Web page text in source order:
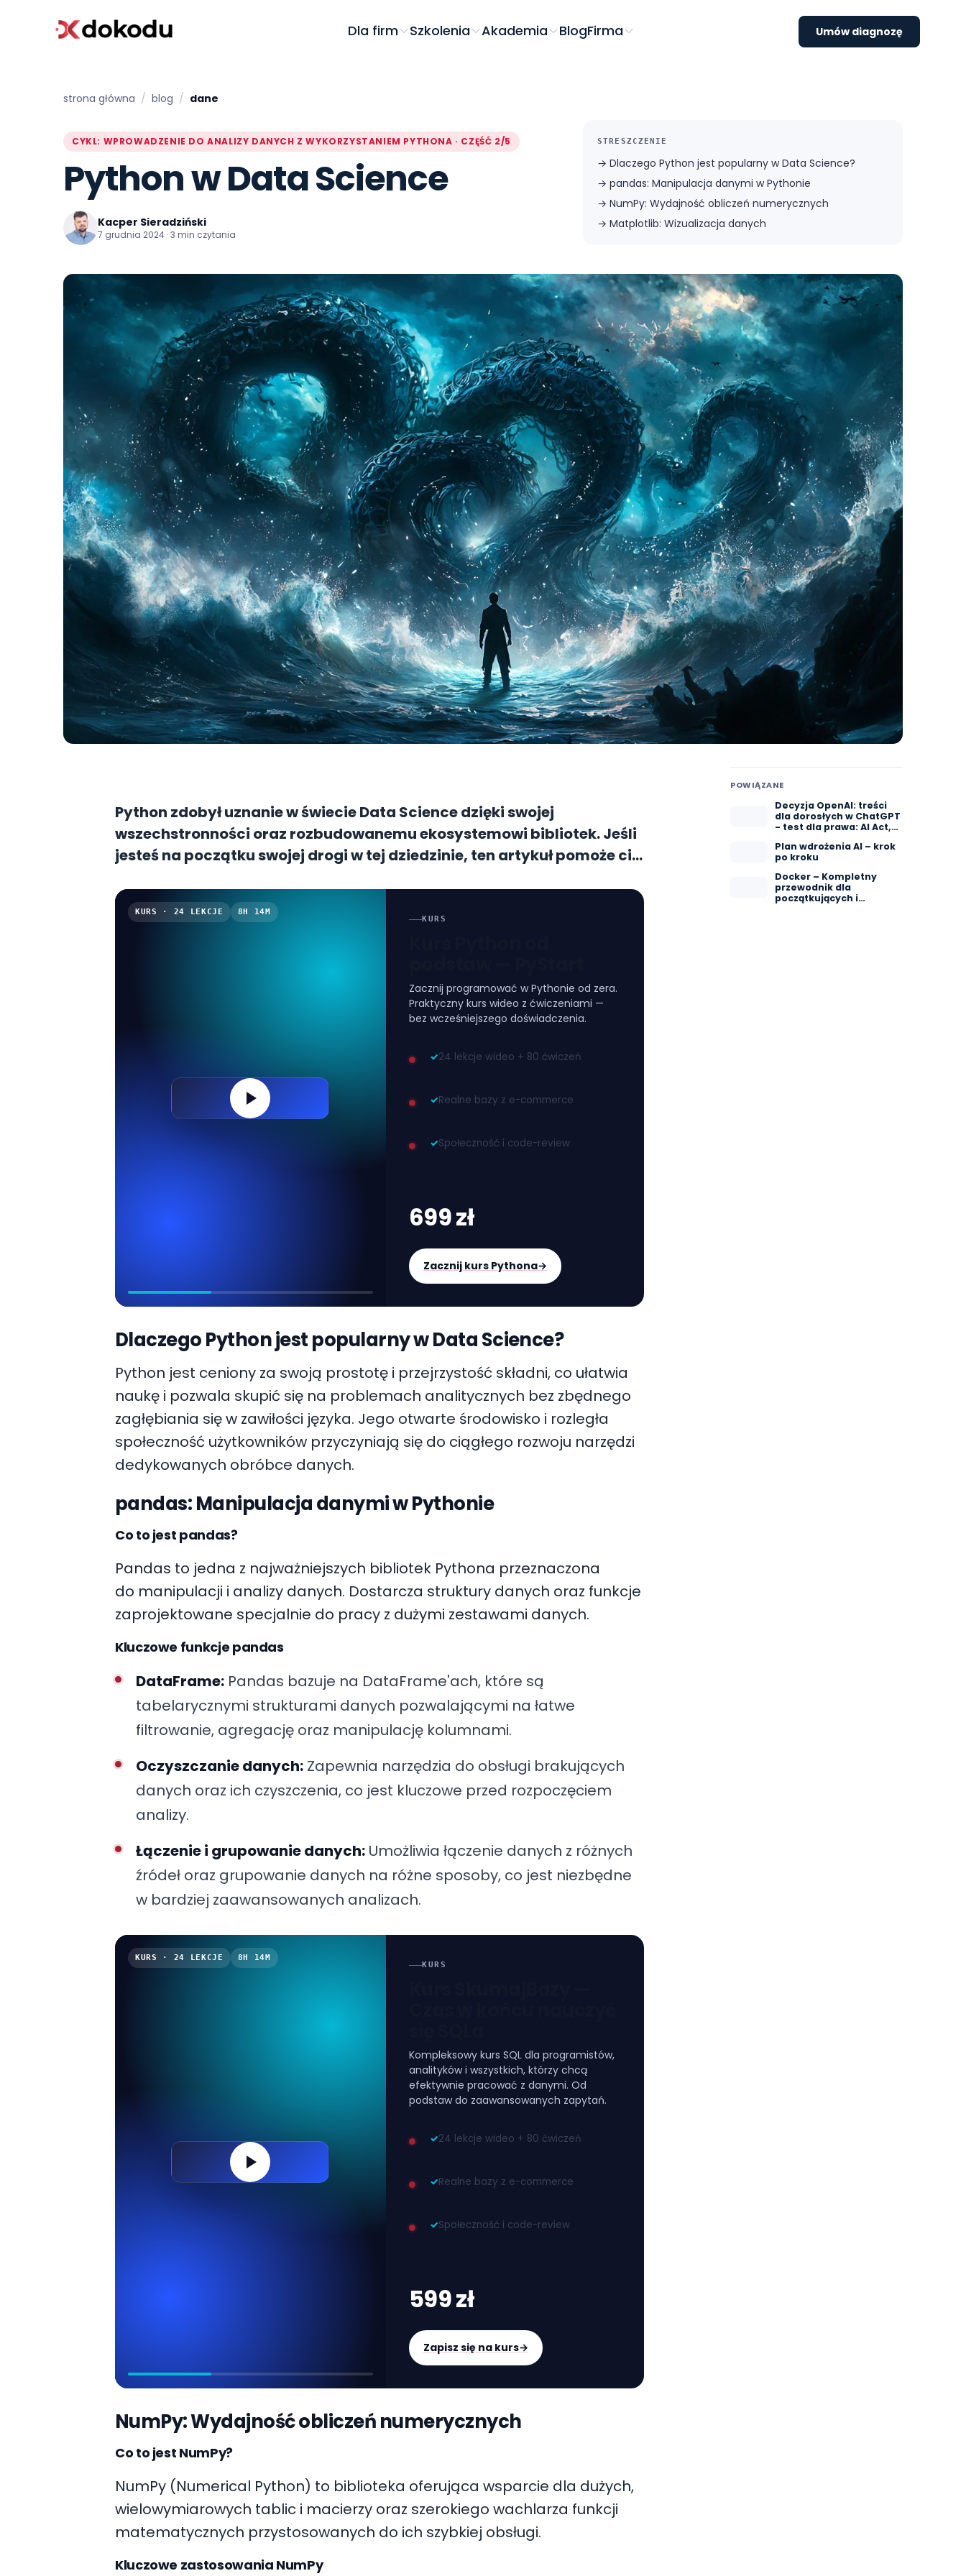
Dla firm Szkolenia Akademia BlogFirma Umów diagnozę
strona główna / blog / dane
CYKL: WPROWADZENIE DO ANALIZY DANYCH Z WYKORZYSTANIEM PYTHONA · CZĘŚĆ 2/5
Python w Data Science
Kacper Sieradziński
7 grudnia 2024 · 3 min czytania
STRESZCZENIE
→Dlaczego Python jest popularny w Data Science?
→pandas: Manipulacja danymi w Pythonie
→NumPy: Wydajność obliczeń numerycznych
→Matplotlib: Wizualizacja danych
Python zdobył uznanie w świecie Data Science dzięki swojej
wszechstronności oraz rozbudowanemu ekosystemowi bibliotek. Jeśli
jesteś na początku swojej drogi w tej dziedzinie, ten artykuł pomoże ci
zwłaszcza w połączeniu z takimi narzędziami, jak pandas, NumPy,
matplotlib, i scikit-learn. Dzięki temu zyskasz solidne podstawy
KURS · 24 LEKCJE 8H 14M
KURS
Zacznij programować w Pythonie od zera.
Praktyczny kurs wideo z ćwiczeniami —
bez wcześniejszego doświadczenia.
✓24 lekcje wideo + 80 ćwiczeń
✓Realne bazy z e-commerce
✓Społeczność i code-review
699 zł
Zacznij kurs Pythona→
Dlaczego Python jest popularny w Data Science?
Python jest ceniony za swoją prostotę i przejrzystość składni, co ułatwia
naukę i pozwala skupić się na problemach analitycznych bez zbędnego
zagłębiania się w zawiłości języka. Jego otwarte środowisko i rozległa
społeczność użytkowników przyczyniają się do ciągłego rozwoju narzędzi
dedykowanych obróbce danych.
pandas: Manipulacja danymi w Pythonie
Co to jest pandas?
Pandas to jedna z najważniejszych bibliotek Pythona przeznaczona
do manipulacji i analizy danych. Dostarcza struktury danych oraz funkcje
zaprojektowane specjalnie do pracy z dużymi zestawami danych.
Kluczowe funkcje pandas
DataFrame:Pandas bazuje na DataFrame'ach, które są
tabelarycznymi strukturami danych pozwalającymi na łatwe
filtrowanie, agregację oraz manipulację kolumnami.
Oczyszczanie danych:Zapewnia narzędzia do obsługi brakujących
danych oraz ich czyszczenia, co jest kluczowe przed rozpoczęciem
analizy.
Łączenie i grupowanie danych:Umożliwia łączenie danych z różnych
źródeł oraz grupowanie danych na różne sposoby, co jest niezbędne
w bardziej zaawansowanych analizach.
KURS · 24 LEKCJE 8H 14M
KURS
Kompleksowy kurs SQL dla programistów,
analityków i wszystkich, którzy chcą
efektywnie pracować z danymi. Od
podstaw do zaawansowanych zapytań.
✓24 lekcje wideo + 80 ćwiczeń
✓Realne bazy z e-commerce
✓Społeczność i code-review
599 zł
Zapisz się na kurs→
NumPy: Wydajność obliczeń numerycznych
Co to jest NumPy?
NumPy (Numerical Python) to biblioteka oferująca wsparcie dla dużych,
wielowymiarowych tablic i macierzy oraz szerokiego wachlarza funkcji
matematycznych przystosowanych do ich szybkiej obsługi.
Kluczowe zastosowania NumPy
POWIĄZANE
Decyzja OpenAI: treści
dla dorosłych w ChatGPT
- test dla prawa: AI Act,
Plan wdrożenia AI – krok
po kroku
Docker – Kompletny
przewodnik dla
początkujących i